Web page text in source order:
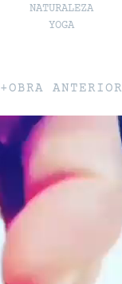
NATURALEZA
YOGA
+OBRA ANTERIOR